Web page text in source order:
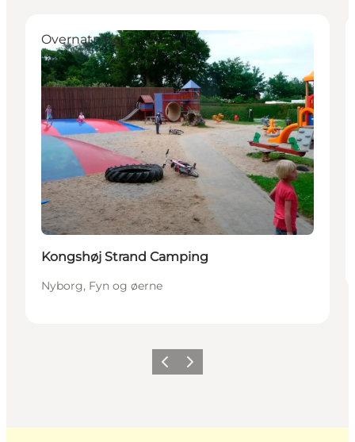
Overnatning
Kongshøj Strand Camping
Nyborg, Fyn og øerne
ForrigeNæste